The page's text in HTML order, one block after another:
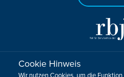
Sie haben noch Fragen
Cookie Hinweis